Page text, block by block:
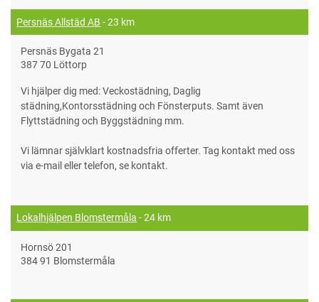
Persnäs Allstäd AB - 23 km
Persnäs Bygata 21
387 70 Löttorp
Vi hjälper dig med: Veckostädning, Daglig
städning,Kontorsstädning och Fönsterputs. Samt även
Flyttstädning och Byggstädning mm.
Vi lämnar självklart kostnadsfria offerter. Tag kontakt med oss
via e-mail eller telefon, se kontakt.
Lokalhjälpen Blomstermåla - 24 km
Hornsö 201
384 91 Blomstermåla